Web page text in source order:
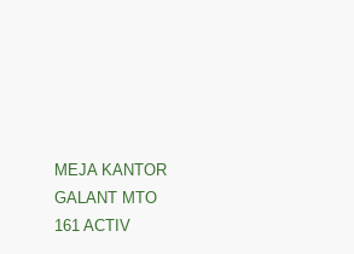
MEJA KANTOR
GALANT MTO
161 ACTIV